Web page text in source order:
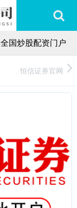
全国炒股配资门户
恒信证券官网